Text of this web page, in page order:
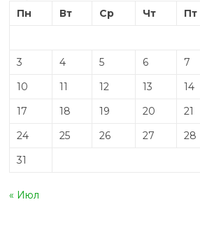
Пн
Вт Ср Чт Пт
3
4 5 6 7
10
11 12 13 14
17
18 19 20 21
24
25 26 27 28
31
« Июл